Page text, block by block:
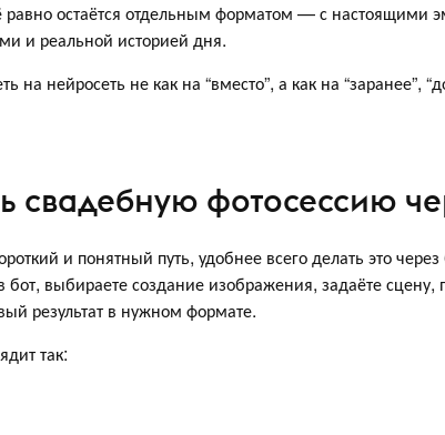
равно остаётся отдельным форматом — с
и реальной историей дня.
на нейросеть не как на “вместо”, а как на “заранее”,
свадебную фотосессию
и понятный путь, удобнее всего делать это через
бот, выбираете создание изображения, задаёте
результат в нужном формате.
так: